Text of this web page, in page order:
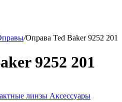
/Оправа Ted Baker 9252 201
9252 201
линзы Аксессуары